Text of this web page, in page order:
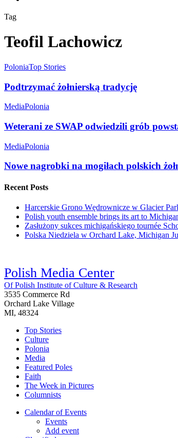
Tag
Teofil Lachowicz
PoloniaTop Stories
Podtrzymać żołnierską tradycję
MediaPolonia
Weterani ze SWAP odwiedzili grób
MediaPolonia
Nowe nagrobki na mogiłach polskich
Recent Posts
Harcerskie Grono Wędrownicze w Glacier
Polish youth ensemble brings its art to
Zasłużony sukces michigańskiego tournée
Polska Niedziela w Orchard Lake, Michigan
Polish Media Center
Of Polish Institute of Culture & Research
3535 Commerce Rd
Orchard Lake Village
MI, 48324
Top Stories
Culture
Polonia
Media
Featured Poles
Faith
The Week in Pictures
Columnists
Calendar of Events
Events
Add event